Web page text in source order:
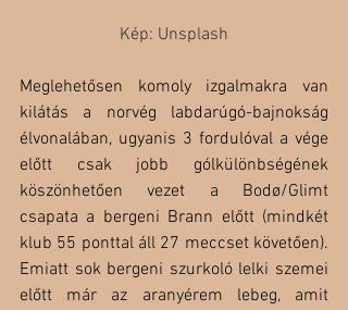
Kép: Unsplash
Meglehetősen komoly izgalmakra van
kilátás a norvég labdarúgó-bajnokság
élvonalában, ugyanis 3 fordulóval a vége
előtt csak jobb gólkülönbségének
köszönhetően vezet a Bodø/Glimt
csapata a bergeni Brann előtt (mindkét
klub 55 ponttal áll 27 meccset követően).
Emiatt sok bergeni szurkoló lelki szemei
előtt már az aranyérem lebeg, amit